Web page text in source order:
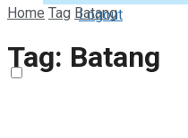
Logout
Home Tag Batang
Tag: Batang